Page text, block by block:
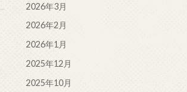
2026年3月
2026年2月
2026年1月
2025年12月
2025年10月